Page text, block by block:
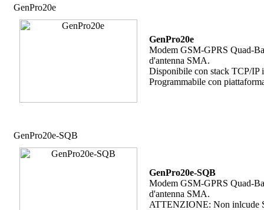
GenPro20e
GenPro20e
Modem GSM-GPRS Quad-
d'antenna SMA.
Disponibile con stack TCP/IP
Programmabile con
GenPro20e-SQB
GenPro20e-SQB
Modem GSM-GPRS Quad-
d'antenna SMA.
ATTENZIONE: Non inlcude